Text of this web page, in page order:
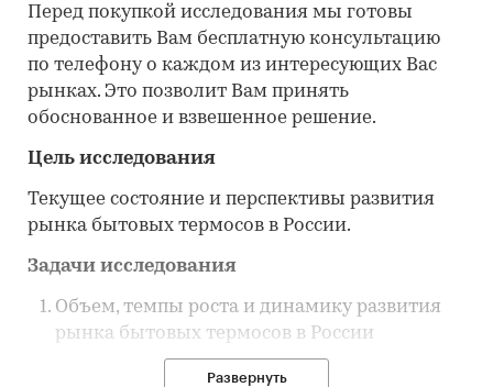
Перед покупкой исследования мы готовы
предоставить Вам бесплатную консультацию
по телефону о каждом из интересующих Вас
рынках. Это позволит Вам принять
обоснованное и взвешенное решение.
Цель исследования
Текущее состояние и перспективы развития
рынка бытовых термосов в России.
Задачи исследования
Объем, темпы роста и динамику развития
рынка бытовых термосов в России
Объем и темпы роста производства
Развернуть